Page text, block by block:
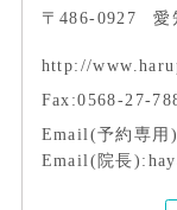
〒486-0927 愛
http://
Fax:0568-27-
Email(予約専用
Email(院長